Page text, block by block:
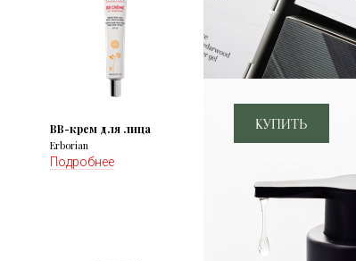
BB-крем для лица
Erborian
Подробнее